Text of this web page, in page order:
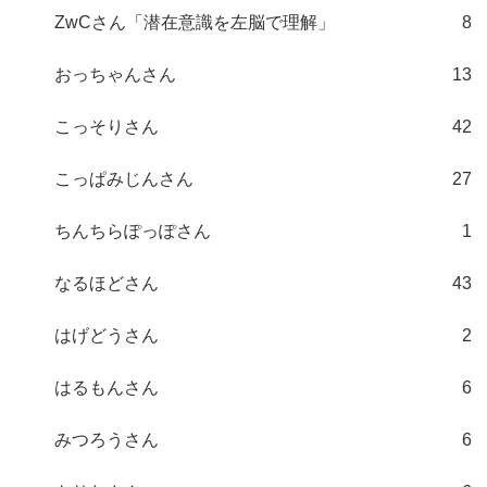
ZwCさん「潜在意識を左脳で理解」 8
おっちゃんさん 13
こっそりさん 42
こっぱみじんさん 27
ちんちらぽっぽさん 1
なるほどさん 43
はげどうさん 2
はるもんさん 6
みつろうさん 6